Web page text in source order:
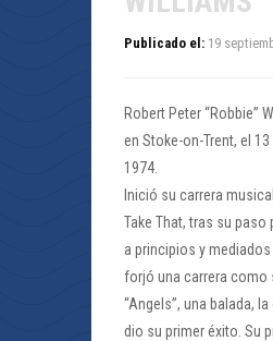
Publicado el: 19
Robert Peter “Robbie”
en Stoke-on-Trent, el
1974.
Inició su carrera
Take That, tras su paso
a principios y
forjó una carrera como
“Angels”, una balada,
dio su primer éxito. Su